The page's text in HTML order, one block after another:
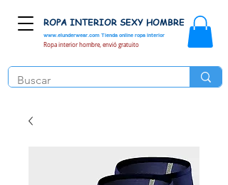
www.elunderwear.com Tienda online ropa interior
ROPA INTERIOR SEXY HOMBRE
Ropa interior hombre, envió gratuito